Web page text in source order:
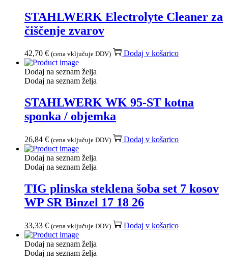
STAHLWERK Electrolyte Cleaner za
čiščenje zvarov
42,70 € (cena vključuje DDV) Dodaj v košarico
Dodaj na seznam želja
Dodaj na seznam želja
STAHLWERK WK 95-ST kotna
sponka / objemka
26,84 € (cena vključuje DDV) Dodaj v košarico
Dodaj na seznam želja
Dodaj na seznam želja
TIG plinska steklena šoba set 7 kosov
WP SR Binzel 17 18 26
33,33 € (cena vključuje DDV) Dodaj v košarico
Dodaj na seznam želja
Dodaj na seznam želja